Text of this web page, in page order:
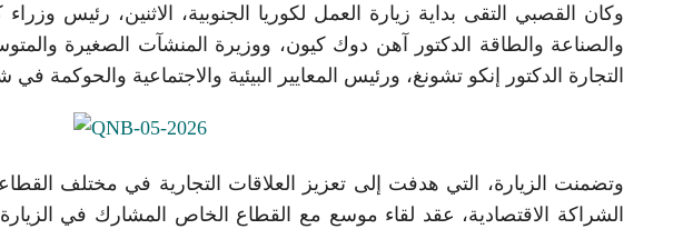
وكان القصبي التقى بداية زيارة العمل لكوريا الجنوبية، الاثنين، رئيس
والصناعة والطاقة الدكتور آهن دوك كيون، ووزيرة المنشآت الصغيرة
التجارة الدكتور إنكو تشونغ، ورئيس المعايير البيئية والاجتماعية
وتضمنت الزيارة، التي هدفت إلى تعزيز العلاقات التجارية في مختلف
الشراكة الاقتصادية، عقد لقاء موسع مع القطاع الخاص المشارك في